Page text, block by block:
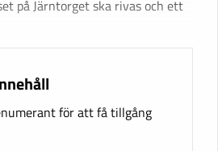
på Järntorget ska rivas och ett
för att få tillgång